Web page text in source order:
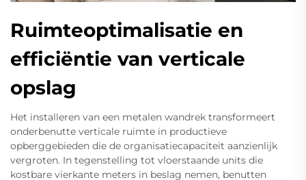
Ruimteoptimalisatie en
efficiëntie van verticale
opslag
Het installeren van een metalen wandrek transformeert
onderbenutte verticale ruimte in productieve
opberggebieden die de organisatiecapaciteit aanzienlijk
vergroten. In tegenstelling tot vloerstaande units die
kostbare vierkante meters in beslag nemen, benutten